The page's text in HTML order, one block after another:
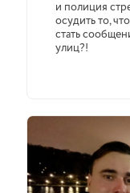
и полиция
осудить то,
стать
улиц?!